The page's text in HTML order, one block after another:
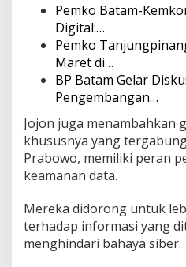
Pemko Batam-
Digital:…
Pemko
Maret di…
BP Batam Gelar
Pengembangan…
Jojon juga menambahkan
khususnya yang
Prabowo, memiliki peran
keamanan data.
Mereka didorong untuk
terhadap informasi yang
menghindari bahaya siber.